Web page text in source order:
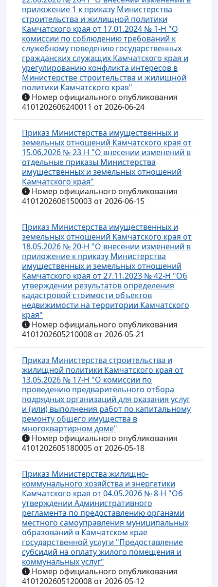
приложение 1 к приказу Министерства
строительства и жилищной политики
Камчатского края от 17.01.2024 № 1-Н "О
комиссии по соблюдению требований к
служебному поведению государственных
гражданских служащих Камчатского края и
урегулированию конфликта интересов в
Министерстве строительства и жилищной
политики Камчатского края"
Номер официального опубликования
4101202606240011 от 2026-06-24
Приказ Министерства имущественных и
земельных отношений Камчатского края от
15.06.2026 № 23-Н "О внесении изменений в
отдельные приказы Министерства
имущественных и земельных отношений
Камчатского края"
Номер официального опубликования
4101202606150003 от 2026-06-15
Приказ Министерства имущественных и
земельных отношений Камчатского края от
18.05.2026 № 20-Н "О внесении изменений в
приложение к приказу Министерства
имущественных и земельных отношений
Камчатского края от 27.11.2023 № 42-Н "Об
утверждении результатов определения
кадастровой стоимости объектов
недвижимости на территории Камчатского
края"
Номер официального опубликования
4101202605210008 от 2026-05-21
Приказ Министерства строительства и
жилищной политики Камчатского края от
13.05.2026 № 17-Н "О комиссии по
проведению предварительного отбора
подрядных организаций для оказания услуг
и (или) выполнения работ по капитальному
ремонту общего имущества в
многоквартирном доме"
Номер официального опубликования
4101202605180005 от 2026-05-18
Приказ Министерства жилищно-
коммунального хозяйства и энергетики
Камчатского края от 04.05.2026 № 8-Н "Об
утверждении Административного
регламента по предоставлению органами
местного самоуправления муниципальных
образований в Камчатском крае
государственной услуги "Предоставление
субсидий на оплату жилого помещения и
коммунальных услуг"
Номер официального опубликования
4101202605120008 от 2026-05-12